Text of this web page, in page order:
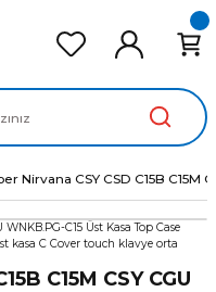
Nirvana CSY CSD C15B
C15M CSY CGU